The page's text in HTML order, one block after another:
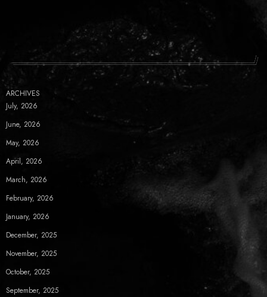
ARCHIVES
July, 2026
June, 2026
May, 2026
April, 2026
March, 2026
February, 2026
January, 2026
December, 2025
November, 2025
October, 2025
September, 2025